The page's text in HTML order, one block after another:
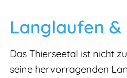
Langlaufen &
Das Thierseetal ist nicht
seine hervorragenden